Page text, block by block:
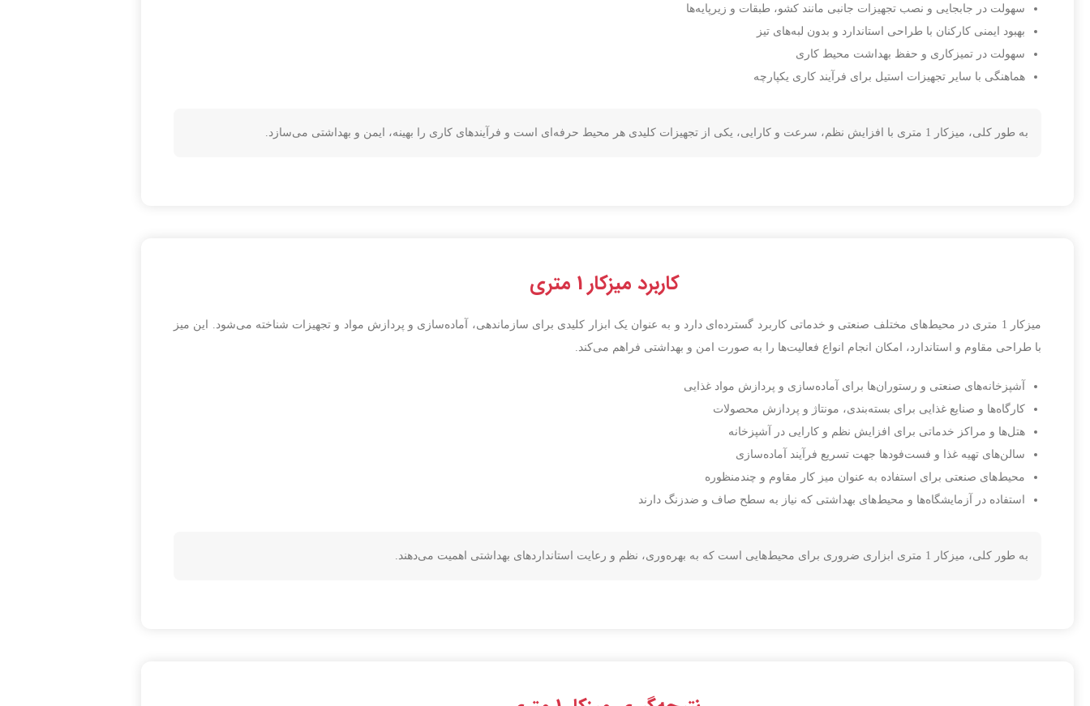
سهولت در جابجایی و نصب تجهیزات جانبی مانند کشو، طبقات و زیرپایه‌ها
بهبود ایمنی کارکنان با طراحی استاندارد و بدون لبه‌های تیز
سهولت در تمیزکاری و حفظ بهداشت محیط کاری
هماهنگی با سایر تجهیزات استیل برای فرآیند کاری یکپارچه
به طور کلی، میزکار 1 متری با افزایش نظم، سرعت و کارایی، یکی از تجهیزات کلیدی هر محیط حرفه‌ای است و فرآیندهای کاری را بهینه، ایمن و بهداشتی می‌سازد.
کاربرد میزکار 1 متری
میزکار 1 متری در محیط‌های مختلف صنعتی و خدماتی کاربرد گسترده‌ای دارد و به عنوان یک ابزار کلیدی برای سازماندهی، آماده‌سازی و پردازش مواد و تجهیزات شناخته می‌شود. این میز
با طراحی مقاوم و استاندارد، امکان انجام انواع فعالیت‌ها را به صورت امن و بهداشتی فراهم می‌کند.
آشپزخانه‌های صنعتی و رستوران‌ها برای آماده‌سازی و پردازش مواد غذایی
کارگاه‌ها و صنایع غذایی برای بسته‌بندی، مونتاژ و پردازش محصولات
هتل‌ها و مراکز خدماتی برای افزایش نظم و کارایی در آشپزخانه
سالن‌های تهیه غذا و فست‌فودها جهت تسریع فرآیند آماده‌سازی
محیط‌های صنعتی برای استفاده به عنوان میز کار مقاوم و چندمنظوره
استفاده در آزمایشگاه‌ها و محیط‌های بهداشتی که نیاز به سطح صاف و ضدزنگ دارند
به طور کلی، میزکار 1 متری ابزاری ضروری برای محیط‌هایی است که به بهره‌وری، نظم و رعایت استانداردهای بهداشتی اهمیت می‌دهند.